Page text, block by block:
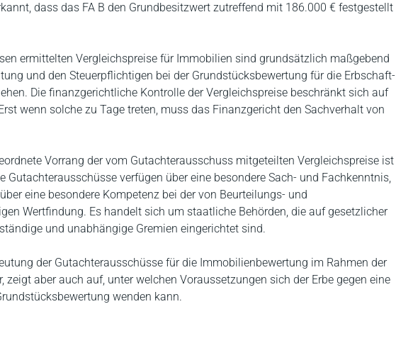
dass das FA B den Grundbesitzwert zutreffend mit 186.000 € festgestellt
ermittelten Vergleichspreise für Immobilien sind grundsätzlich maßgebend
und den Steuerpflichtigen bei der Grundstücksbewertung für die Erbschaft-
Die finanzgerichtliche Kontrolle der Vergleichspreise beschränkt sich auf
wenn solche zu Tage treten, muss das Finanzgericht den Sachverhalt von
Vorrang der vom Gutachterausschuss mitgeteilten Vergleichspreise ist
Gutachterausschüsse verfügen über eine besondere Sach- und Fachkenntnis,
eine besondere Kompetenz bei der von Beurteilungs- und
Wertfindung. Es handelt sich um staatliche Behörden, die auf gesetzlicher
und unabhängige Gremien eingerichtet sind.
der Gutachterausschüsse für die Immobilienbewertung im Rahmen der
zeigt aber auch auf, unter welchen Voraussetzungen sich der Erbe gegen eine
wenden kann.